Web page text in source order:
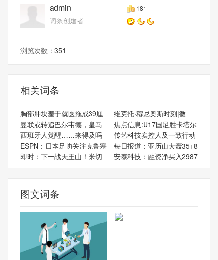
admin 181
词条创建者
浏览次数： 351
相关词条
胸部肿块羞于就医拖成39厘
维克托·穆尼奥斯时刻|微
曼联或转追巴尔韦德，皇马
焦点信息:U17国足胜卡塔尔
西班牙人觉醒……来得及吗
传艺科技实控人及一致行动
ESPN：日本足协关注克鲁塞
每日报道：亚历山大轰35+8
即时：下一战天王山！米切
安泰科技：融资净买入2987
图文词条